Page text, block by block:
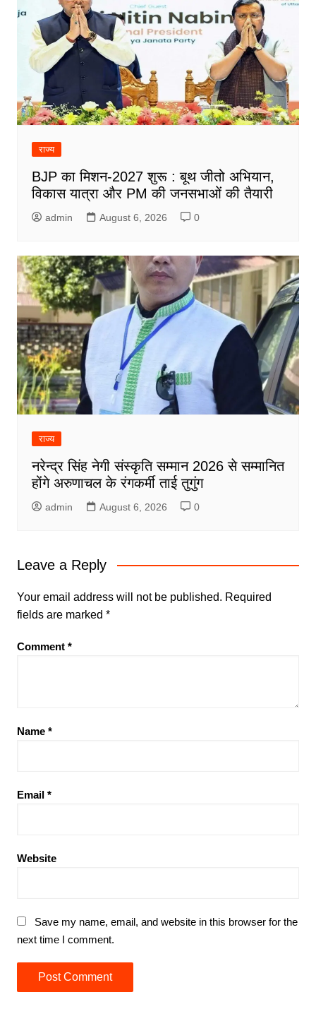
राज्य
BJP का मिशन-2027 शुरू : बूथ जीतो अभियान,
विकास यात्रा और PM की जनसभाओं की तैयारी
admin August 6, 2026 0
राज्य
नरेन्द्र सिंह नेगी संस्कृति सम्मान 2026 से सम्मानित
होंगे अरुणाचल के रंगकर्मी ताई तुगुंग
admin August 6, 2026 0
Leave a Reply
Your email address will not be published. Required
fields are marked *
Comment *
Name *
Email *
Website
Save my name, email, and website in this browser for the
next time I comment.